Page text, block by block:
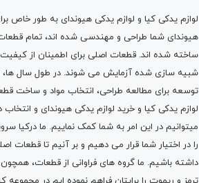
لوازم یدکی کیا و لوازم یدکی هیوندای به طور خاص
هیوندای شما طراحی و مهندسی شده اند، تمام قطعات
ساخته شده اند. قطعات اصلی برای اطمینان از
شبیه سازی شده آزمایش می شوند. در طول سال ها،
توسعه برای مطالعه طراحی، انتخاب مواد و ساخت
لوازم یدکی کیا و خرید لوازم یدکی هیوندای و
میتوانیم در این امر به شما کمک نماییم. ما درکیا
را در اختیار شما قرار می دهیم و بر آنیم تا قطعات
داشته باشیم. ما گروه های فراوانی از قطعات،